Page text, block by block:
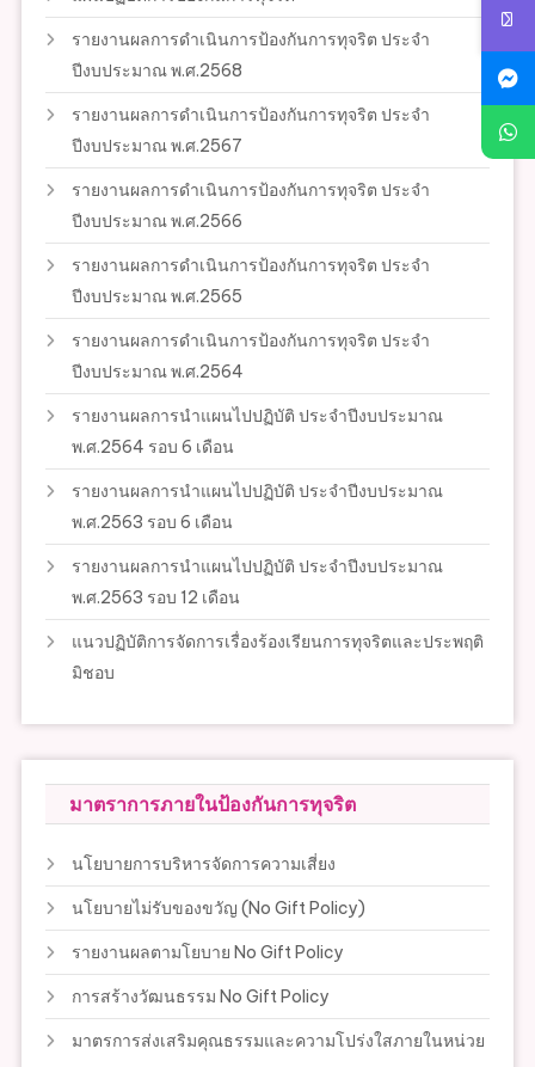
รายงานผลการดำเนินการป้องกันการทุจริต ประจำ
ปีงบประมาณ พ.ศ.2568
รายงานผลการดำเนินการป้องกันการทุจริต ประจำ
ปีงบประมาณ พ.ศ.2567
รายงานผลการดำเนินการป้องกันการทุจริต ประจำ
ปีงบประมาณ พ.ศ.2566
รายงานผลการดำเนินการป้องกันการทุจริต ประจำ
ปีงบประมาณ พ.ศ.2565
รายงานผลการดำเนินการป้องกันการทุจริต ประจำ
ปีงบประมาณ พ.ศ.2564
รายงานผลการนำแผนไปปฏิบัติ ประจำปีงบประมาณ
พ.ศ.2564 รอบ 6 เดือน
รายงานผลการนำแผนไปปฏิบัติ ประจำปีงบประมาณ
พ.ศ.2563 รอบ 6 เดือน
รายงานผลการนำแผนไปปฏิบัติ ประจำปีงบประมาณ
พ.ศ.2563 รอบ 12 เดือน
แนวปฏิบัติการจัดการเรื่องร้องเรียนการทุจริตและประพฤติ
มิชอบ
มาตราการภายในป้องกันการทุจริต
นโยบายการบริหารจัดการความเสี่ยง
นโยบายไม่รับของขวัญ (No Gift Policy)
รายงานผลตามโยบาย No Gift Policy
การสร้างวัฒนธรรม No Gift Policy
มาตรการส่งเสริมคุณธรรมและความโปร่งใสภายในหน่วย